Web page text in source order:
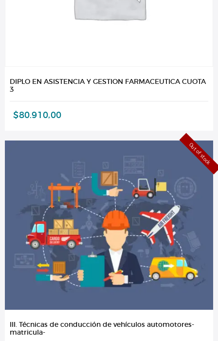
DIPLO EN ASISTENCIA Y GESTION FARMACEUTICA CUOTA
3
$80.910,00
Out of stock
III. Técnicas de conducción de vehículos automotores-
matricula-